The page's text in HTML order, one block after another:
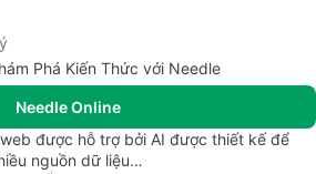
Phá Kiến Thức với Needle
Needle Online
được hỗ trợ bởi AI được thiết kế để
nguồn dữ liệu…